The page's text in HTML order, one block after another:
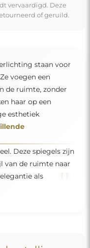
vervaardigd. Deze
of geruild.
staan voor
voegen een
de ruimte, zonder
haar op een
esthetiek
Deze spiegels zijn
van de ruimte naar
als